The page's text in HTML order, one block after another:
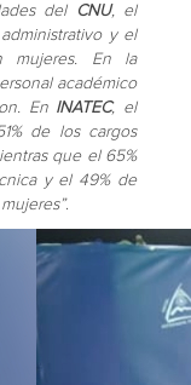
delCNU, el
y el
mujeres. En la
académico
En INATEC, el
de los cargos
que el 65%
y el 49% de
.